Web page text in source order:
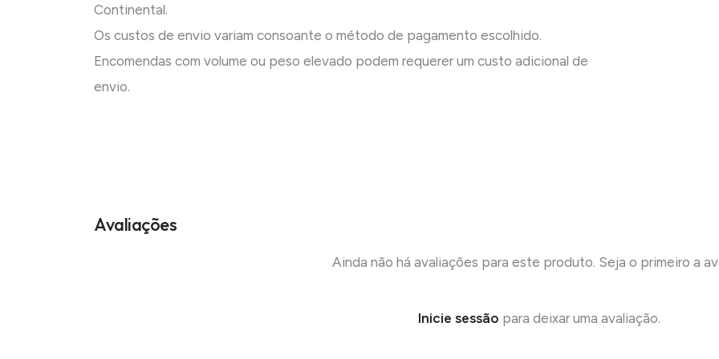
Continental.
Os custos de envio variam consoante o método de pagamento escolhido.
Encomendas com volume ou peso elevado podem requerer um custo adicional de
envio.
Avaliações
Ainda não há avaliações para este produto. Seja o primeiro a
Inicie sessão para deixar uma avaliação.